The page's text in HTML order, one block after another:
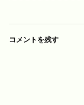
コメントを残す